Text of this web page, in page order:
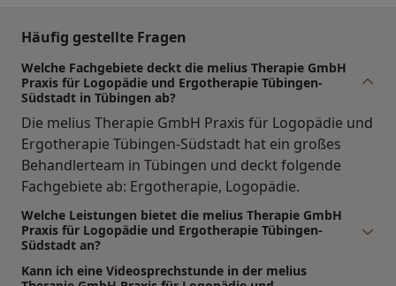
Häufig gestellte Fragen
Welche Fachgebiete deckt die melius Therapie GmbH
Praxis für Logopädie und Ergotherapie Tübingen-
Südstadt in Tübingen ab?
Die melius Therapie GmbH Praxis für Logopädie und
Ergotherapie Tübingen-Südstadt hat ein großes
Behandlerteam in Tübingen und deckt folgende
Fachgebiete ab: Ergotherapie, Logopädie.
Welche Leistungen bietet die melius Therapie GmbH
Praxis für Logopädie und Ergotherapie Tübingen-
Südstadt an?
Kann ich eine Videosprechstunde in der melius